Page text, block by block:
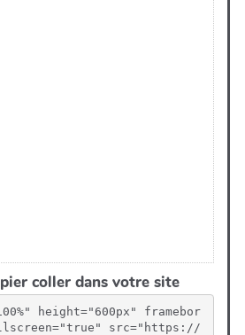
coller dans votre site
height="600px" framebor
src="https://